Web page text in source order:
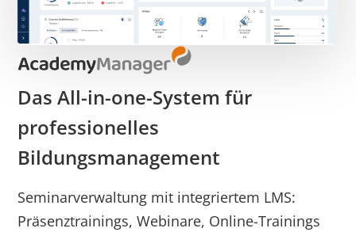
Das All-in-one-System für
professionelles
Bildungsmanagement
Seminarverwaltung mit integriertem LMS:
Präsenztrainings, Webinare, Online-Trainings